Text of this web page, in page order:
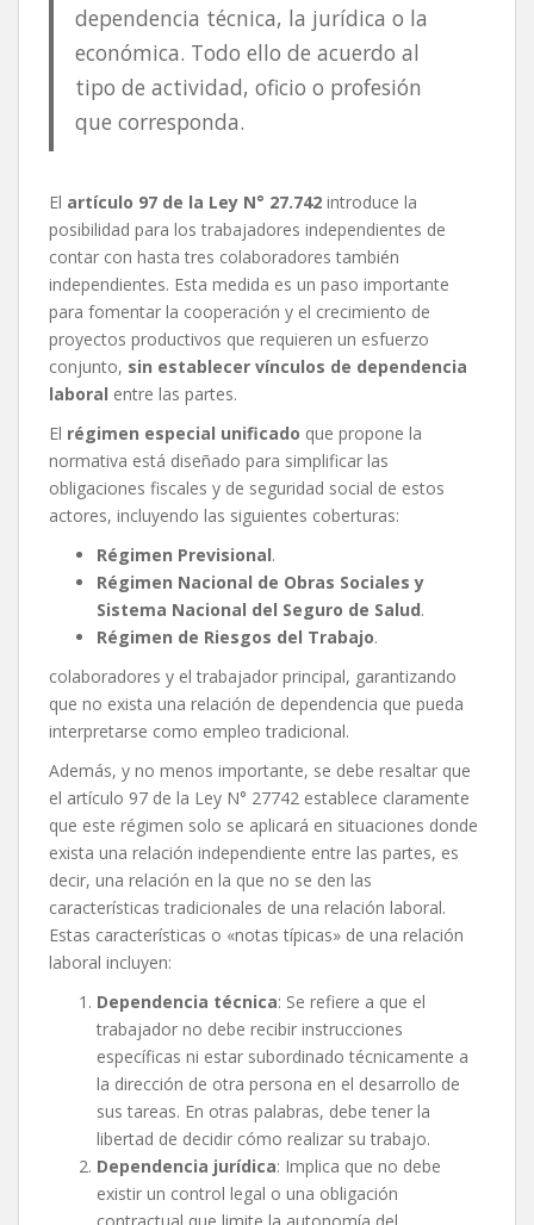
dependencia técnica, la jurídica o la
económica. Todo ello de acuerdo al
tipo de actividad, oficio o profesión
que corresponda.
El artículo 97 de la Ley N° 27.742 introduce la
posibilidad para los trabajadores independientes de
contar con hasta tres colaboradores también
independientes. Esta medida es un paso importante
para fomentar la cooperación y el crecimiento de
proyectos productivos que requieren un esfuerzo
conjunto, sin establecer vínculos de dependencia
laboral entre las partes.
El régimen especial unificado que propone la
normativa está diseñado para simplificar las
obligaciones fiscales y de seguridad social de estos
actores, incluyendo las siguientes coberturas:
Régimen Previsional.
Régimen Nacional de Obras Sociales y
Sistema Nacional del Seguro de Salud.
Régimen de Riesgos del Trabajo.
colaboradores y el trabajador principal, garantizando
que no exista una relación de dependencia que pueda
interpretarse como empleo tradicional.
Además, y no menos importante, se debe resaltar que
el artículo 97 de la Ley N° 27742 establece claramente
que este régimen solo se aplicará en situaciones donde
exista una relación independiente entre las partes, es
decir, una relación en la que no se den las
características tradicionales de una relación laboral.
Estas características o «notas típicas» de una relación
laboral incluyen:
Dependencia técnica: Se refiere a que el
trabajador no debe recibir instrucciones
específicas ni estar subordinado técnicamente a
la dirección de otra persona en el desarrollo de
sus tareas. En otras palabras, debe tener la
libertad de decidir cómo realizar su trabajo.
Dependencia jurídica: Implica que no debe
existir un control legal o una obligación